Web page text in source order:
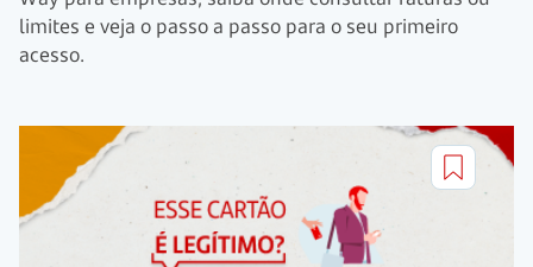
limites e veja o passo a passo para o seu primeiro
acesso.